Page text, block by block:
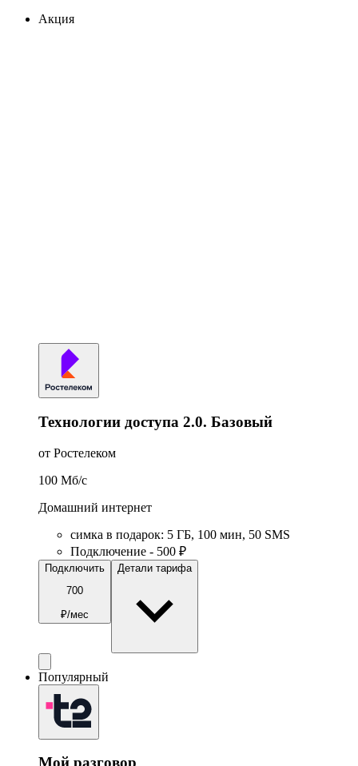
Акция
Технологии доступа 2.0. Базовый
от Ростелеком
100 Мб/c
Домашний интернет
симка в подарок: 5 ГБ, 100 мин, 50 SMS
Подключение - 500 ₽
Подключить
700
₽/мес
Детали тарифа
Популярный
Мой разговор